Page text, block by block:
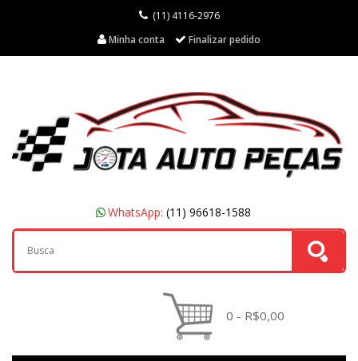
(11) 4116-2976
Minha conta
Finalizar pedido
WhatsApp: (11) 96618-1588
0 - R$0,00